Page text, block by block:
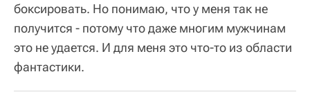
боксировать. Но понимаю, что у меня так не
получится - потому что даже многим мужчинам
это не удается. И для меня это что-то из области
фантастики.